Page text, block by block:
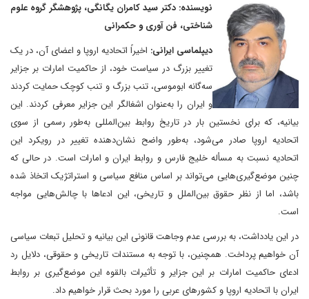
نویسنده: دکتر سید کامران یگانگی، پژوهشگر گروه علوم
شناختی، فن آوری و حکمرانی
دیپلماسی ایرانی: اخیراً اتحادیه اروپا و اعضای آن، در یک
تغییر بزرگ در سیاست خود، از حاکمیت امارات بر جزایر
سه‌گانه ابوموسی، تنب بزرگ و تنب کوچک حمایت کردند
و ایران را به‌عنوان اشغالگر این جزایر معرفی کردند. این
بیانیه، که برای نخستین بار در تاریخ روابط بین‌المللی به‌طور رسمی از سوی
اتحادیه اروپا صادر می‌شود، به‌طور واضح نشان‌دهنده تغییر در رویکرد این
اتحادیه نسبت به مسأله خلیج فارس و روابط ایران و امارات است. در حالی که
چنین موضع‌گیری‌هایی می‌تواند بر اساس منافع سیاسی و استراتژیک اتخاذ شده
باشد، اما از نظر حقوق بین‌الملل و تاریخی، این ادعاها با چالش‌هایی مواجه
است.
در این یادداشت، به بررسی عدم وجاهت قانونی این بیانیه و تحلیل تبعات سیاسی
آن خواهیم پرداخت. همچنین، با توجه به مستندات تاریخی و حقوقی، دلایل رد
ادعای حاکمیت امارات بر این جزایر و تأثیرات بالقوه این موضع‌گیری بر روابط
ایران با اتحادیه اروپا و کشورهای عربی را مورد بحث قرار خواهیم داد.